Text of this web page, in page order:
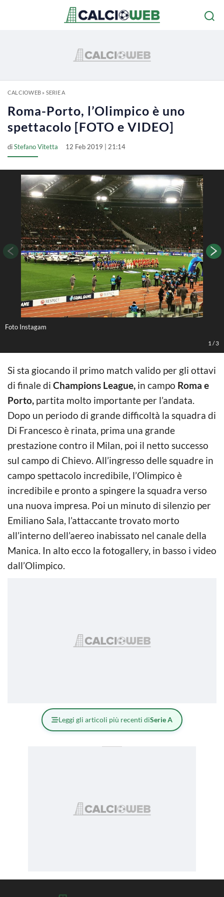
CALCIOWEB» SERIE A
Roma-Porto, l’Olimpico è uno
spettacolo [FOTO e VIDEO]
diStefano Vitetta 12 Feb 2019 | 21:14
Foto Instagam
1 /3
Si sta giocando il primo match valido per gli ottavi
di finale di Champions League, in campo Roma e
Porto, partita molto importante per l’andata.
Dopo un periodo di grande difficoltà la squadra di
Di Francesco è rinata, prima una grande
prestazione contro il Milan, poi il netto successo
sul campo di Chievo. All’ingresso delle squadre in
campo spettacolo incredibile, l’Olimpico è
incredibile e pronto a spingere la squadra verso
una nuova impresa. Poi un minuto di silenzio per
Emiliano Sala, l’attaccante trovato morto
all’interno dell’aereo inabissato nel canale della
Manica. In alto ecco la fotogallery, in basso i video
dall’Olimpico.
Leggi gli articoli più recenti diSerie A